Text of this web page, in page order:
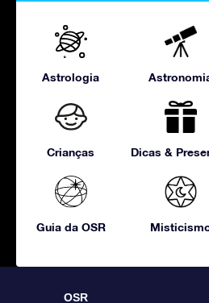
Astrologia
Crianças Dicas &
Guia da OSR
OSR